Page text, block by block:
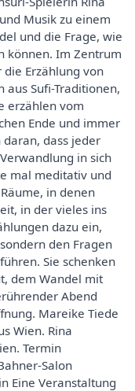
Musik zu einem
und die Frage, wie
können. Im Zentrum
Erzählung von
aus Sufi-Traditionen,
erzählen vom
Ende und immer
dass jeder
in sich
mal meditativ und
in denen
in der vieles ins
dazu ein,
den Fragen
Sie schenken
dem Wandel mit
Abend
Mareike Tiede
Wien. Rina
Termin
Salon
Eine Veranstaltung